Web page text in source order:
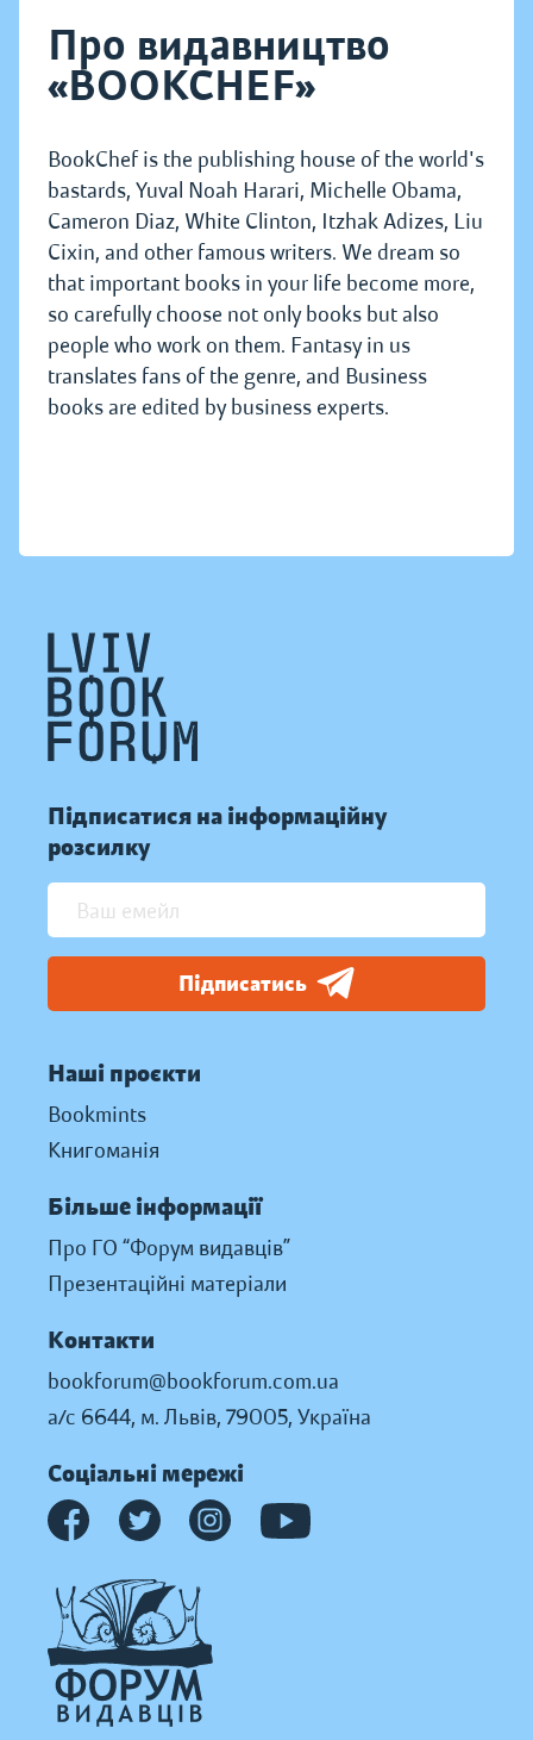
Про видавництво
«BOOKCHEF»
BookChef is the publishing house of the world's
bastards, Yuval Noah Harari, Michelle Obama,
Cameron Diaz, White Clinton, Itzhak Adizes, Liu
Cixin, and other famous writers. We dream so
that important books in your life become more,
so carefully choose not only books but also
people who work on them. Fantasy in us
translates fans of the genre, and Business
books are edited by business experts.
Підписатися на інформаційну
розсилку
Підписатись
Наші проєкти
Bookmints
Книгоманія
Більше інформації
Про ГО “Форум видавців”
Презентаційні матеріали
Контакти
bookforum@bookforum.com.ua
а/с 6644, м. Львів, 79005, Україна
Соціальні мережі